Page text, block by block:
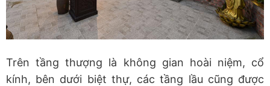
Trên tầng thượng là không gian hoài niệm, cổ
kính, bên dưới biệt thự, các tầng lầu cũng được